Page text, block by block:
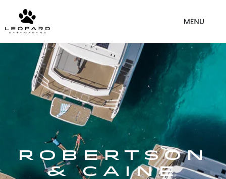
Robertson
& Caine